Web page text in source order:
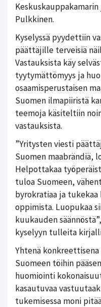
Pulkkinen.
Kyselyssä pyydettiin
päättäjille terveisiä
Vastauksista käy
tyytymättömyys ja
osaamisperustaisen
Suomen ilmapiiristä
teemoja käsiteltiin
vastauksista.
”Yritysten viesti
Suomen maabrändiä,
Helpottakaa
tuloa Suomeen,
byrokratiaa ja
oppimista. Luopukaa
kuukauden
kyselyyn tulleita
Yhtenä
Suomeen töihin
huomiointi
kasautuvaa
tukemisessa moni